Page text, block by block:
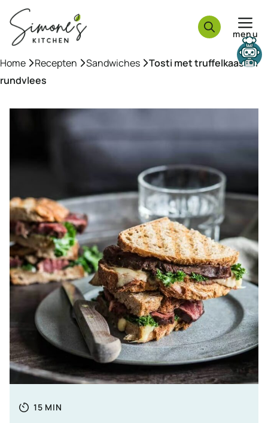
naar
inhoud
menu
Home »Recepten »Sandwiches »Tosti met truffelkaas en
rundvlees
Totale
15 MINUTEN
MIN